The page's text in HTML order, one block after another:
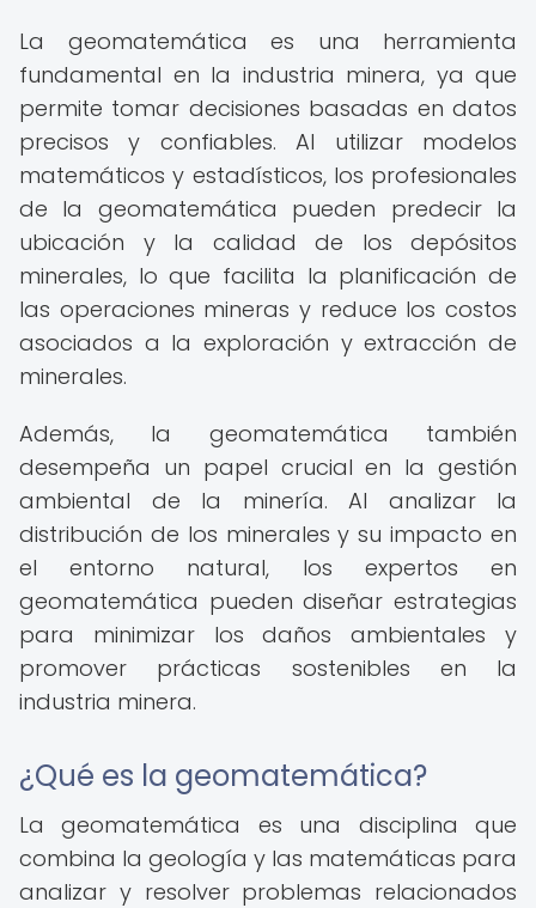
La geomatemática es una herramienta
fundamental en la industria minera, ya que
permite tomar decisiones basadas en datos
precisos y confiables. Al utilizar modelos
matemáticos y estadísticos, los profesionales
de la geomatemática pueden predecir la
ubicación y la calidad de los depósitos
minerales, lo que facilita la planificación de
las operaciones mineras y reduce los costos
asociados a la exploración y extracción de
minerales.
Además, la geomatemática también
desempeña un papel crucial en la gestión
ambiental de la minería. Al analizar la
distribución de los minerales y su impacto en
el entorno natural, los expertos en
geomatemática pueden diseñar estrategias
para minimizar los daños ambientales y
promover prácticas sostenibles en la
industria minera.
¿Qué es la geomatemática?
La geomatemática es una disciplina que
combina la geología y las matemáticas para
analizar y resolver problemas relacionados